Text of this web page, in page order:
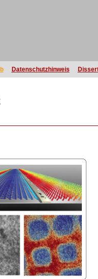
Datenschutzhinweis